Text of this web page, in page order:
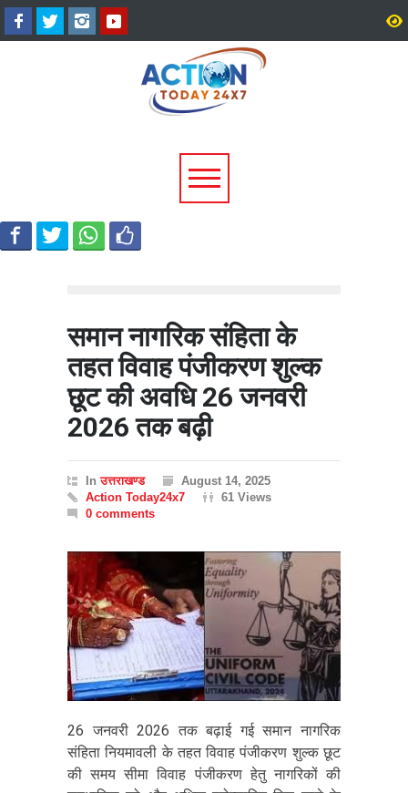
उत्तराखंड में बारिश का कहर:
यमुनोत्री और बदरीनाथ हाईवे पर
भूस्खलन, कई मार्ग बंद; श्रद्धालु और
समान नागरिक संहिता के
तहत विवाह पंजीकरण शुल्क
छूट की अवधि 26 जनवरी
2026 तक बढ़ी
Inउत्तराखण्ड
August 14, 2025
Action Today24x7
61 Views
0 comments
26 जनवरी 2026 तक बढ़ाई गई समान नागरिक
संहिता नियमावली के तहत विवाह पंजीकरण शुल्क छूट
की समय सीमा विवाह पंजीकरण हेतु नागरिकों की